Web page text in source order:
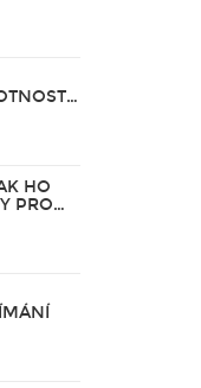
HO
PRO